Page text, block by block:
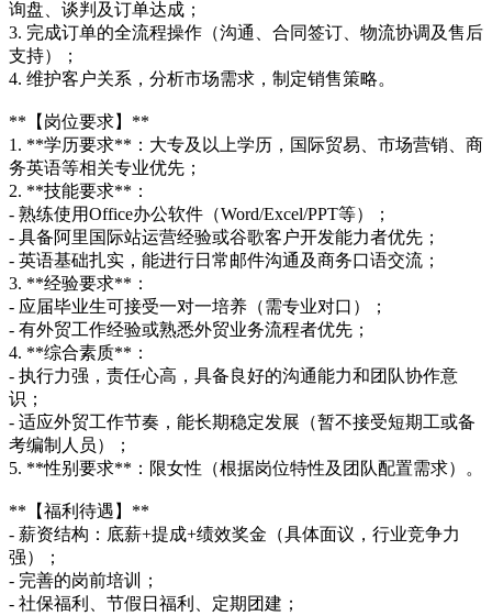
询盘、谈判及订单达成；
3. 完成订单的全流程操作（沟通、合同签订、物流协调及售后
支持）；
4. 维护客户关系，分析市场需求，制定销售策略。
**【岗位要求】**
1. **学历要求**：大专及以上学历，国际贸易、市场营销、商
务英语等相关专业优先；
2. **技能要求**：
- 熟练使用Office办公软件（Word/Excel/PPT等）；
- 具备阿里国际站运营经验或谷歌客户开发能力者优先；
- 英语基础扎实，能进行日常邮件沟通及商务口语交流；
3. **经验要求**：
- 应届毕业生可接受一对一培养（需专业对口）；
- 有外贸工作经验或熟悉外贸业务流程者优先；
4. **综合素质**：
- 执行力强，责任心高，具备良好的沟通能力和团队协作意
识；
- 适应外贸工作节奏，能长期稳定发展（暂不接受短期工或备
考编制人员）；
5. **性别要求**：限女性（根据岗位特性及团队配置需求）。
**【福利待遇】**
- 薪资结构：底薪+提成+绩效奖金（具体面议，行业竞争力
强）；
- 完善的岗前培训；
- 社保福利、节假日福利、定期团建；